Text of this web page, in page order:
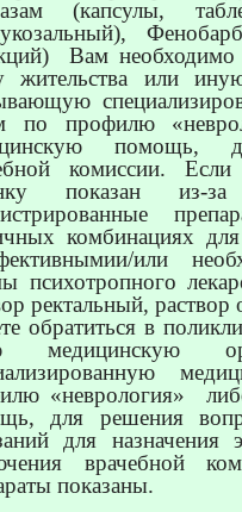
(капсулы,
Вам необходимо
жительства или
по профилю
помощь,
комиссии.
показан из-
комбинациях
или
психотропного
ректальный,
обратиться в
медицинскую
«неврология»
для решения
для назначения
врачебной
показаны.